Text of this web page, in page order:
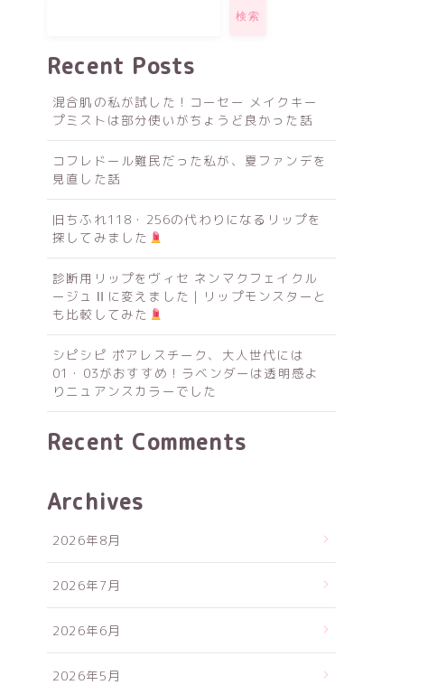
検索
Recent Posts
混合肌の私が試した！コーセー メイクキー
プミストは部分使いがちょうど良かった話
コフレドール難民だった私が、夏ファンデを
見直した話
旧ちふれ118・256の代わりになるリップを
探してみました
診断用リップをヴィセ ネンマクフェイクル
ージュⅡに変えました｜リップモンスターと
も比較してみた
シピシピ ポアレスチーク、大人世代には
01・03がおすすめ！ラベンダーは透明感よ
りニュアンスカラーでした
Recent Comments
Archives
2026年8月
2026年7月
2026年6月
2026年5月